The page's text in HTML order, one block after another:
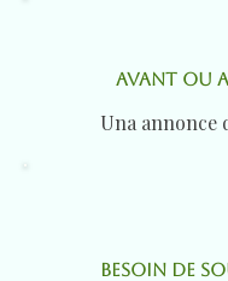
AVANT OU
Una annonce
BESOIN DE